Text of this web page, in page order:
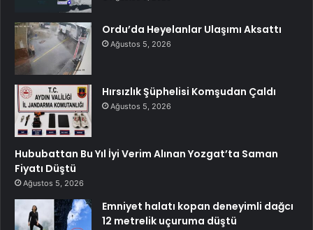
Ordu’da Heyelanlar Ulaşımı Aksattı
Ağustos 5, 2026
Hırsızlık Şüphelisi Komşudan Çaldı
Ağustos 5, 2026
Hububattan Bu Yıl İyi Verim Alınan Yozgat’ta Saman
Fiyatı Düştü
Ağustos 5, 2026
Emniyet halatı kopan deneyimli dağcı
12 metrelik uçuruma düştü